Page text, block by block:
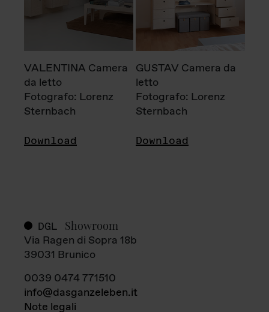
VALENTINA Camera
da letto
Fotografo: Lorenz
Sternbach
Download
GUSTAV Camera da
letto
Fotografo: Lorenz
Sternbach
Download
DGL Showroom
Via Ragen di Sopra 18b
39031 Brunico
0039 0474 771510
info@dasganzeleben.it
Note legali